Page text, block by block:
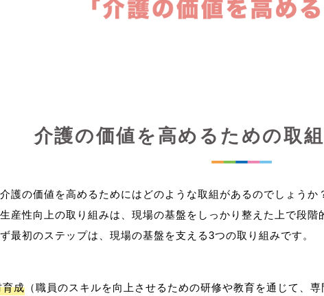
介護の価値を高めるための取
護の価値を高めるためにはどのような取組があるのでしょうか
産性向上の取り組みは、現場の基盤をしっかり整えた上で段階
育成 （職員のスキルを向上させるための研修や教育を通じて、専